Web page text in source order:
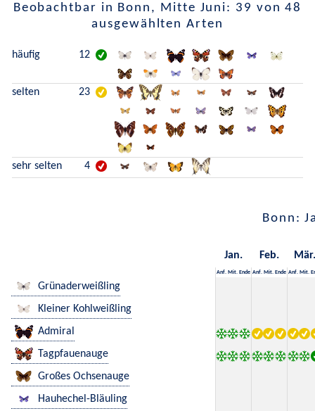
Beobachtbar in Bonn, Mitte Juni: 39 von 48
ausgewählten Arten
häufig 12
selten 23
sehr selten 4
Bonn:
Jan. Feb. Mär.
Anf. Mit. Ende Anf. Mit. Ende Anf. Mit.
Grünaderweißling
Kleiner Kohlweißling
Admiral
Tagpfauenauge
Großes Ochsenauge
Hauhechel-Bläuling